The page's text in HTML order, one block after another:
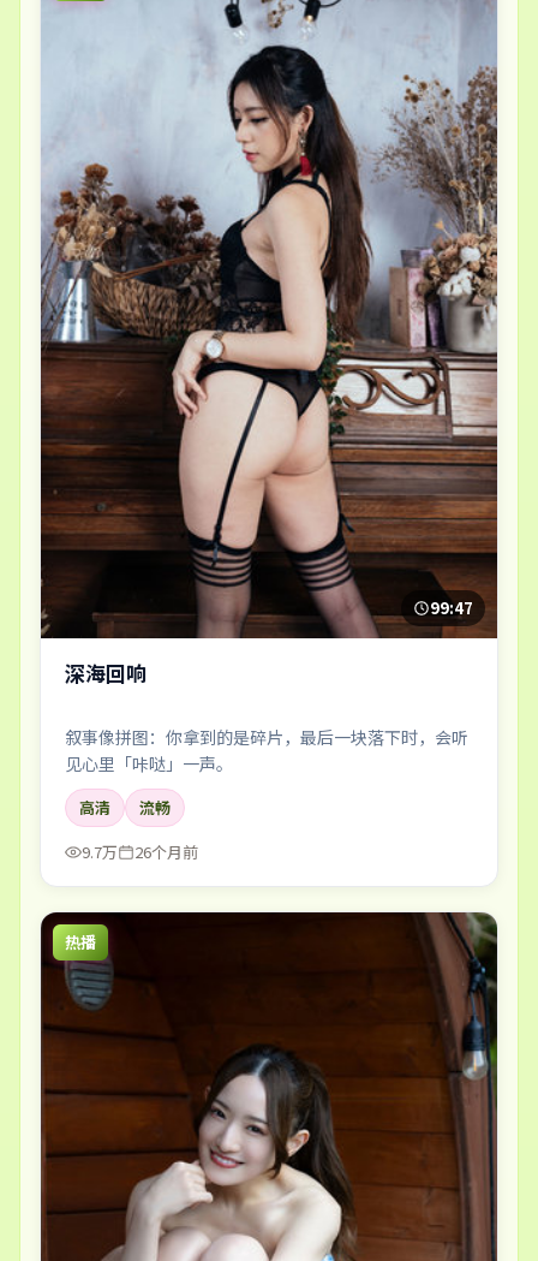
99:47
深海回响
叙事像拼图：你拿到的是碎片，最后一块落下时，会听
见心里「咔哒」一声。
高清
流畅
9.7万
26个月前
热播